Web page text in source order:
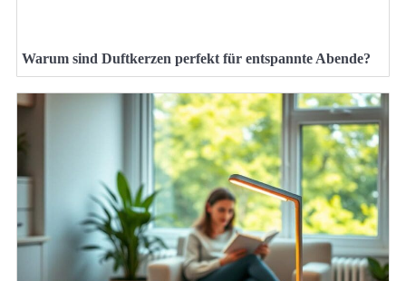
Warum sind Duftkerzen perfekt für entspannte Abende?